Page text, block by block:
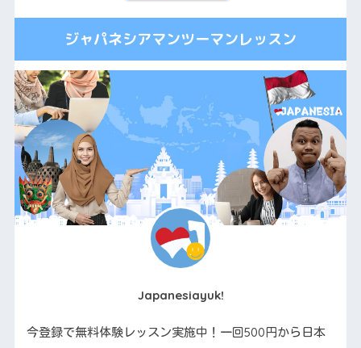
ジャパネシアマンツーマンレッスン
Japanesiayuk!
今登録で無料体験レッスン実施中！一回500円から日本